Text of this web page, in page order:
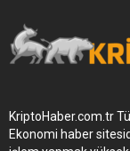
KriptoHaber.com.tr
Ekonomi haber